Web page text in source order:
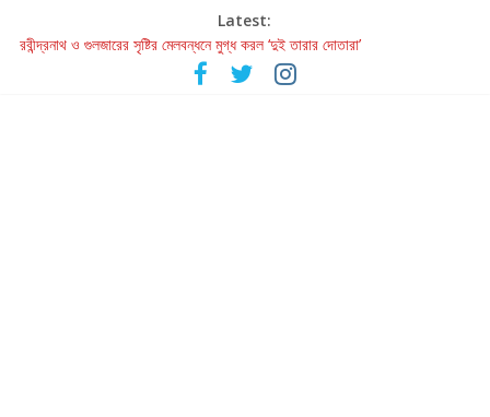
Latest:
রবীন্দ্রনাথ ও গুলজারের সৃষ্টির মেলবন্ধনে মুগ্ধ করল ‘দুই তারার দোতারা’
কলের গান থেকে রীলস্ — বাঙালির গান শোনার বিবর্তনের গল্প
জগন্নাথমঙ্গলম্ — বাংলায় প্রথমবার মঞ্চে এবার রথযাত্রার উদযাপন